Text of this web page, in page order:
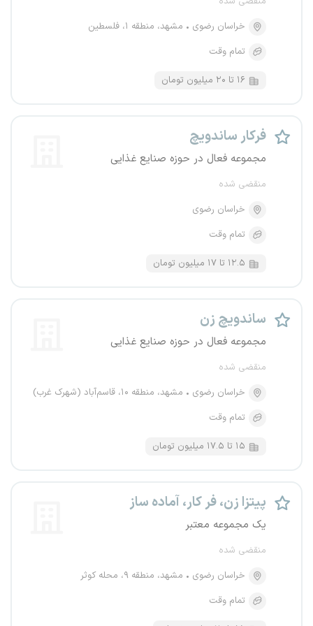
خراسان رضوی
مشهد، منطقه ۱، فلسطین
تمام وقت
۱۶ تا ۲۰ میلیون تومان
فرکار ساندویچ
مجموعه فعال در حوزه صنایع غذایی
منقضی شده
خراسان رضوی
تمام وقت
۱۲.۵ تا ۱۷ میلیون تومان
ساندویچ زن
مجموعه فعال در حوزه صنایع غذایی
منقضی شده
خراسان رضوی
مشهد، منطقه ۱۰، قاسم‌آباد (شهرک غرب)
تمام وقت
۱۵ تا ۱۷.۵ میلیون تومان
پیتزا زن، فر کار، آماده ساز
یک مجموعه معتبر
منقضی شده
خراسان رضوی
مشهد، منطقه ۹، محله کوثر
تمام وقت